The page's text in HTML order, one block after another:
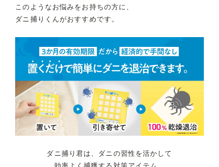
このようなお悩みをお持ちの方に、
ダニ捕りくんがおすすめです。
ダニ捕り君は、ダニの習性を活かして
効率よく捕獲する対策アイテム。